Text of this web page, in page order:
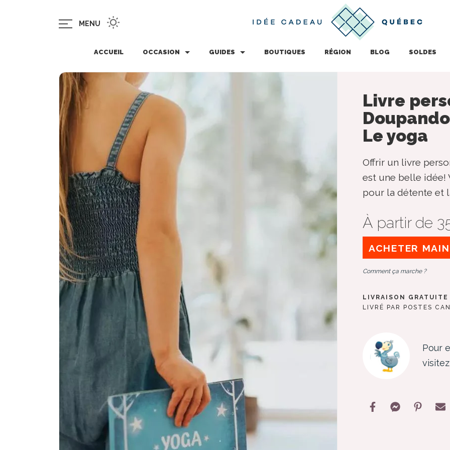
MENU
ACCUEIL OCCASION GUIDES BOUTIQUES RÉGION BLOG SOLDES
Livre
Le yoga
Offrir un livre
est une belle idée!
pour la détente et
À partir de
ACHETER
Comment ça marche ?
LIVRAISON
LIVRÉ PAR POSTES
Pour